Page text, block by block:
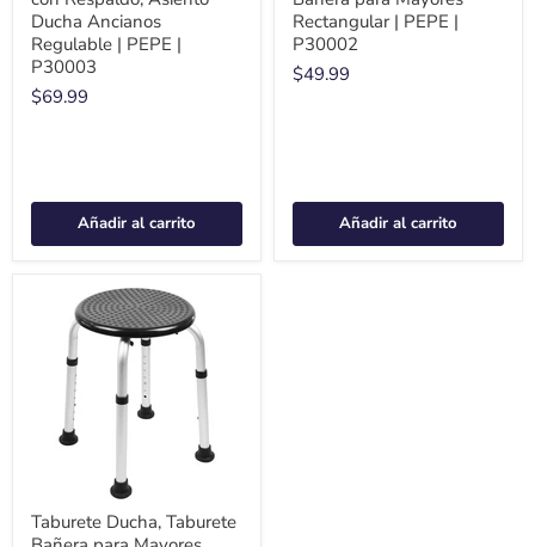
Ducha Ancianos
Regulable | PEPE |
P30003
$69.99
Añadir al carrito
Rectangular | PEPE |
P30002
$49.99
Añadir al carrito
Taburete Ducha, Taburete